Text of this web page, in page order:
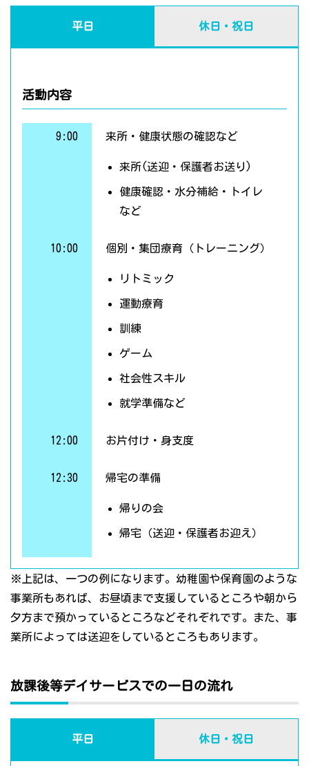
平日 休日・祝日
活動内容
9:00 来所・健康状態の確認など
来所(送迎・保護者お送り)
健康確認・水分補給・トイレ
など
10:00 個別・集団療育（トレーニング）
リトミック
運動療育
訓練
ゲーム
社会性スキル
就学準備など
12:00 お片付け・身支度
12:30 帰宅の準備
帰りの会
帰宅（送迎・保護者お迎え）
※上記は、一つの例になります。幼稚園や保育園のような
事業所もあれば、お昼頃まで支援しているところや朝から
夕方まで預かっているところなどそれぞれです。また、事
業所によっては送迎をしているところもあります。
放課後等デイサービスでの一日の流れ
平日 休日・祝日